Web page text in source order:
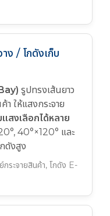
ง / โกดังเก็บ
รูปทรงเส้นยาว
า ให้แสงกระจาย
สงเลือกได้หลาย
40°×120° และ
ดังสูง
ระจายสินค้า, โกดัง E-